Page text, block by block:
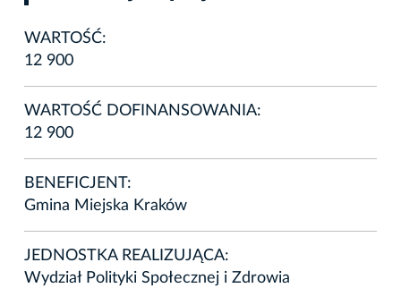
WARTOŚĆ:
12 900
WARTOŚĆ DOFINANSOWANIA:
12 900
BENEFICJENT:
Gmina Miejska Kraków
JEDNOSTKA REALIZUJĄCA:
Wydział Polityki Społecznej i Zdrowia